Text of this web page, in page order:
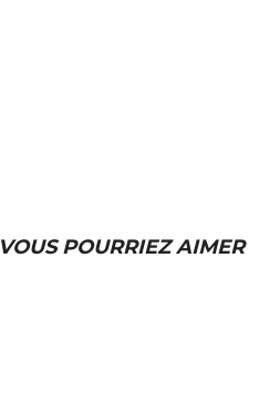
VOUS POURRIEZ AIMER